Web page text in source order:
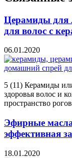
Церамиды для
для волос с
06.01.2020
5 (11) Керамиды
здоровья волос и
пространство
Эфирные масла
эффективная
18.01.2020